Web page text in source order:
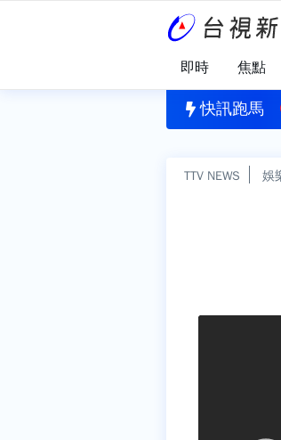
即時 焦點
快訊跑馬
長「帳戶多64萬」 檢方查貪瀆意外
TTV NEWS 娛